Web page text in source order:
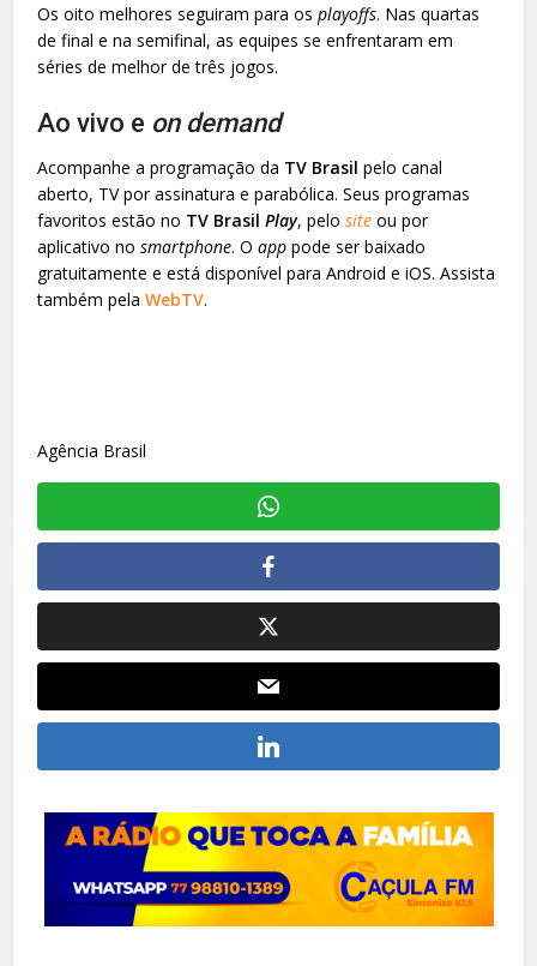
Os oito melhores seguiram para osplayoffs. Nas quartas
de final e na semifinal, as equipes se enfrentaram em
séries de melhor de três jogos.
Ao vivo e on demand
Acompanhe a programação da TV Brasil pelo canal
aberto, TV por assinatura e parabólica. Seus programas
favoritos estão no TV BrasilPlay, pelosite ou por
aplicativo nosmartphone. Oapppode ser baixado
gratuitamente e está disponível para Android e iOS. Assista
também pelaWebTV.
Agência Brasil